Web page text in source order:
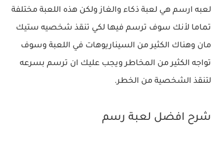
لعبه ارسم هي لعبة ذكاء والغاز ولكن هذه اللعبة مختلفة
تماما لأنك سوف ترسم فيها لكي تنقذ شخصيه ستيك
مان وهناك الكثير من السيناريوهات في اللعبة وسوف
تواجه الكثير من المخاطر ويجب عليك ان ترسم بسرعه
لتنقذ الشخصية من الخطر.
شرح افضل لعبة رسم